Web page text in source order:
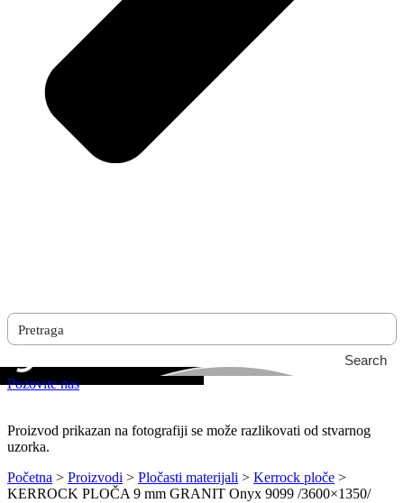
Search
Pozovite nas
Proizvod prikazan na fotografiji se može razlikovati od stvarnog
uzorka.
Početna > Proizvodi > Pločasti materijali > Kerrock ploče >
KERROCK PLOČA 9 mm GRANIT Onyx 9099 /3600×1350/